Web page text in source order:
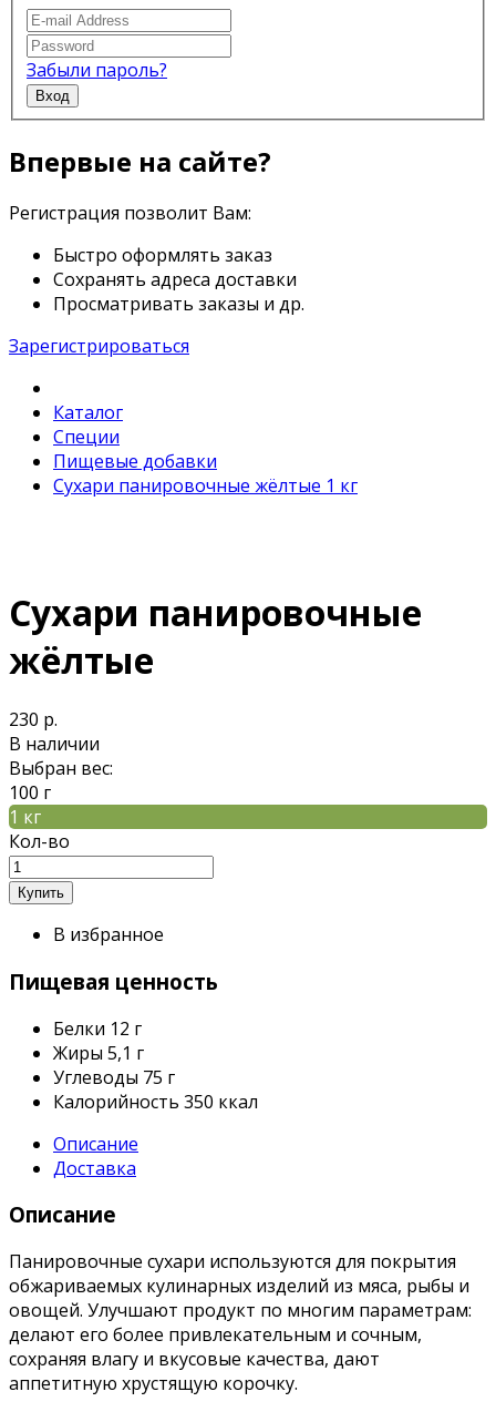
Забыли пароль?
Вход
Впервые на сайте?
Регистрация позволит Вам:
Быстро оформлять заказ
Сохранять адреса доставки
Просматривать заказы и др.
Зарегистрироваться
Каталог
Специи
Пищевые добавки
Сухари панировочные жёлтые 1 кг
Сухари панировочные
жёлтые
230 р.
В наличии
Выбран вес:
100 г
1 кг
Кол-во
В избранное
Пищевая ценность
Белки 12 г
Жиры 5,1 г
Углеводы 75 г
Калорийность 350 ккал
Описание
Доставка
Описание
Панировочные сухари используются для покрытия
обжариваемых кулинарных изделий из мяса, рыбы и
овощей. Улучшают продукт по многим параметрам:
делают его более привлекательным и сочным,
сохраняя влагу и вкусовые качества, дают
аппетитную хрустящую корочку.